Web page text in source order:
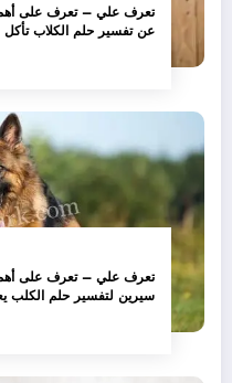
تعرف علي – تعرف على أهم
عن تفسير حلم الكلاب
تعرف علي – تعرف على أهم
سيرين لتفسير حلم الكلب